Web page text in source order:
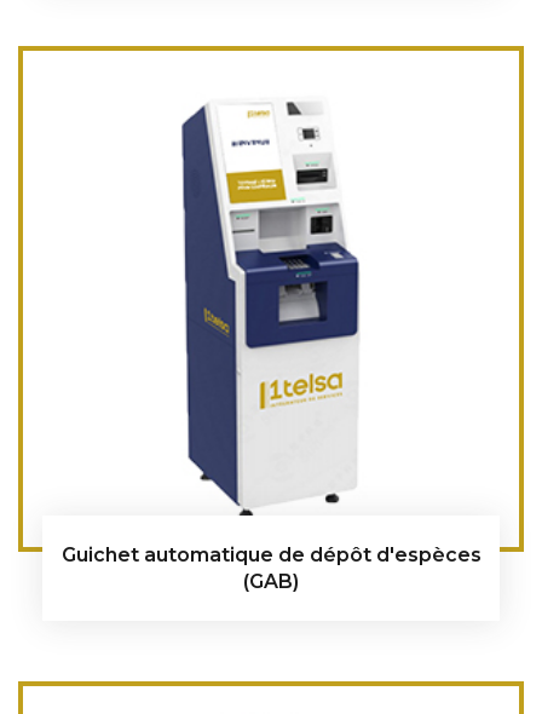
Guichet automatique de dépôt d'espèces
(GAB)